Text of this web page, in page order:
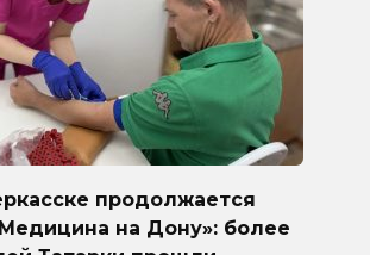
продолжается
на Дону»: более